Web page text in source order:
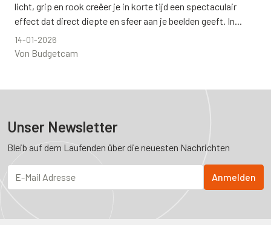
licht, grip en rook creëer je in korte tijd een spectaculair
effect dat direct diepte en sfeer aan je beelden geeft. In...
14-01-2026
Von Budgetcam
Unser Newsletter
Bleib auf dem Laufenden über die neuesten Nachrichten